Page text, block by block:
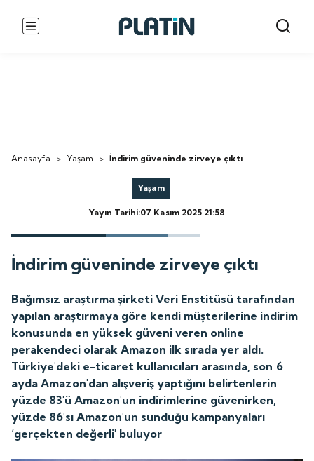
Anasayfa > Yaşam > İndirim güveninde zirveye çıktı
Yaşam
Yayın Tarihi:07 Kasım 2025 21:58
İndirim güveninde zirveye çıktı
Bağımsız araştırma şirketi Veri Enstitüsü tarafından
yapılan araştırmaya göre kendi müşterilerine indirim
konusunda en yüksek güveni veren online
perakendeci olarak Amazon ilk sırada yer aldı.
Türkiye'deki e-ticaret kullanıcıları arasında, son 6
ayda Amazon'dan alışveriş yaptığını belirtenlerin
yüzde 83'ü Amazon'un indirimlerine güvenirken,
yüzde 86'sı Amazon'un sunduğu kampanyaları
‘gerçekten değerli' buluyor